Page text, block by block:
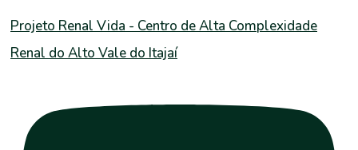
Projeto Renal Vida - Centro de Alta Complexidade
Renal do Alto Vale do Itajaí